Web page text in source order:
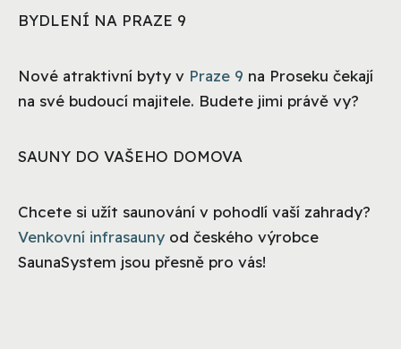
BYDLENÍ NA PRAZE 9
Nové atraktivní byty v Praze 9 na Proseku čekají
na své budoucí majitele. Budete jimi právě vy?
SAUNY DO VAŠEHO DOMOVA
Chcete si užít saunování v pohodlí vaší zahrady?
Venkovní infrasauny od českého výrobce
SaunaSystem jsou přesně pro vás!